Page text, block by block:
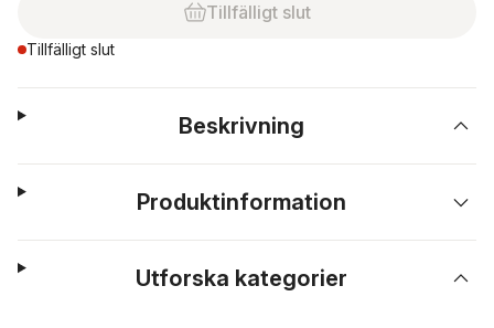
Tillfälligt slut
Tillfälligt slut
Beskrivning
Produktinformation
Utforska kategorier